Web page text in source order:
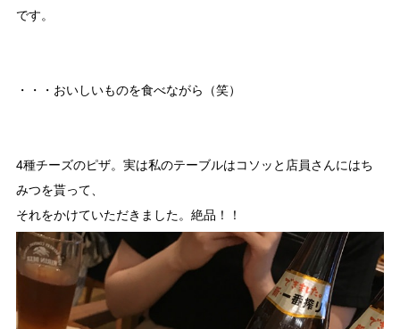
です。
・・・おいしいものを食べながら（笑）
4種チーズのピザ。実は私のテーブルはコソッと店員さんにはち
みつを貰って、
それをかけていただきました。絶品！！